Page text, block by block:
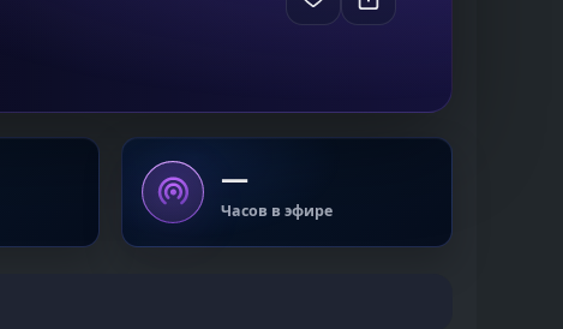
—
Часов в эфире